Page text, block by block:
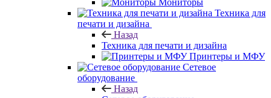
Мониторы
Техника для
печати и дизайна
Назад
Техника для печати и дизайна
Принтеры и МФУ
Сетевое
оборудование
Назад